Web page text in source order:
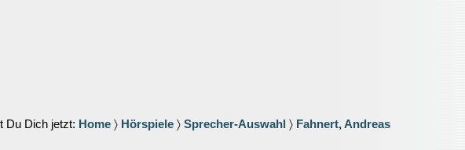
Du Dich jetzt: Home 〉 Hörspiele 〉 Sprecher-Auswahl 〉 Fahnert, Andreas